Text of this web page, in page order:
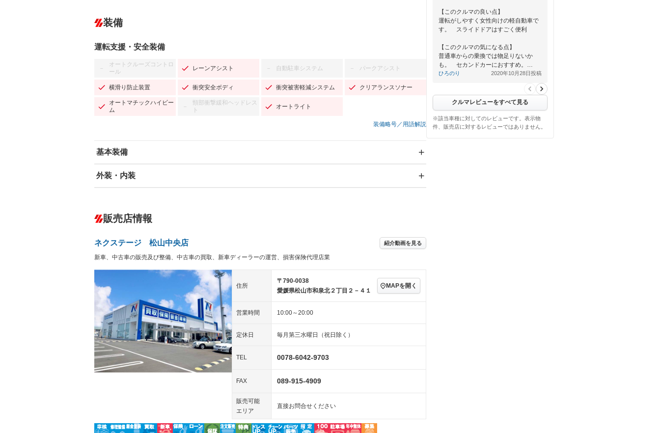
装備
運転支援・安全装備
－
オートクルーズコントロ
ール
レーンアシスト － 自動駐車システム － パークアシスト
横滑り防止装置 衝突安全ボディ 衝突被害軽減システム クリアランスソナー
オートマチックハイビー
ム
－
頸部衝撃緩和ヘッドレス
ト
オートライト
装備略号／用語解説
基本装備
エアバッグ：運転席/助手席/サイド
－ ダウンヒルアシストコントロール
センターデフロック
－ レンタカーアップ － 展示・試乗車
装備略号／用語解説
外装・内装
オーディオ：CDまたはCDチェンジャー
－
ヘッドライトウォッシャ
ー
－ キーレス
LEDヘッドランプ － HID(キセノンライト) － ポータブルナビ
－ エアロ スマートキー ローダウン
－ ランフラットタイヤ － パワーシート 3列シート ベンチシート
フルフラットシート － チップアップシート オットマン
シートヒーター － ウォークスルー 後席モニター
－ フロントカメラ － シートエアコン
－ ルーフレール － エアサスペンション
販売店情報
ネクステージ 松山中央店 紹介動画を見る
新車、中古車の販売及び整備、中古車の買取、新車ディーラーの運営、損害保険代理店業
住所
〒790-0038
愛媛県松山市和泉北２丁目２－４１
MAPを開く
営業時間 10:00～20:00
定休日 毎月第三水曜日（祝日除く）
TEL 0078-6042-9703
FAX 089-915-4909
販売可能
エリア
直接お問合せください
【このクルマの良い点】
運転がしやすく女性向けの軽自動車で
す。 スライドドアはすごく便利
【このクルマの気になる点】
普通車からの乗換では物足りないか
も。 セカンドカーにおすすめ。…
ひろのり 2020年10月28日投稿
クルマレビューをすべて見る
※該当車種に対してのレビューです。表示物
件、販売店に対するレビューではありません。